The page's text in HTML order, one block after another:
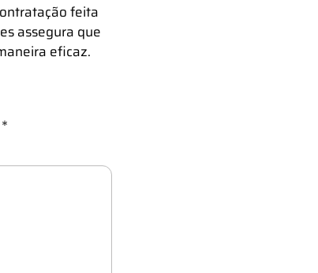
feita
assegura que
eficaz.
*